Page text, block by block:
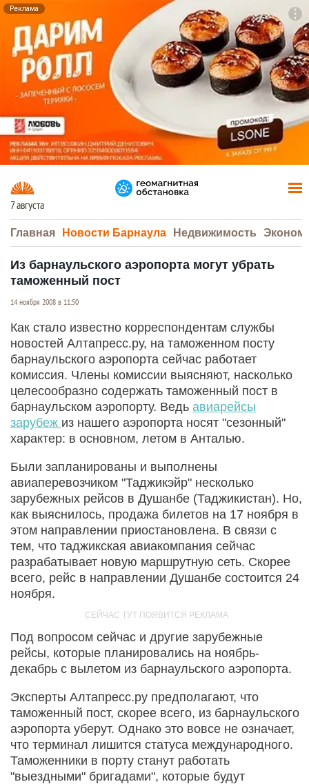
Реклама
7 августа
Главная Новости Барнаула Недвижимость
Из барнаульского аэропорта могут убрать
таможенный пост
14 ноября 2008 в 11:50
Как стало известно корреспондентам службы
новостей Алтапресс.ру, на таможенном посту
барнаульского аэропорта сейчас работает
комиссия. Члены комиссии выясняют, насколько
целесообразно содержать таможенный пост в
барнаульском аэропорту. Ведь авиарейсы
зарубеж из нашего аэропорта носят "сезонный"
характер: в основном, летом в Анталью.
Были запланированы и выполнены
авиаперевозчиком "Таджикэйр" несколько
зарубежных рейсов в Душанбе (Таджикистан). Но,
как выяснилось, продажа билетов на 17 ноября в
этом направлении приостановлена. В связи с
тем, что таджикская авиакомпания сейчас
разрабатывает новую маршрутную сеть. Скорее
всего, рейс в направлении Душанбе состоится 24
ноября.
Под вопросом сейчас и другие зарубежные
рейсы, которые планировались на ноябрь-
декабрь с вылетом из барнаульского аэропорта.
Эксперты Алтапресс.ру предполагают, что
таможенный пост, скорее всего, из барнаульского
аэропорта уберут. Однако это вовсе не означает,
что терминал лишится статуса международного.
Таможенники в порту станут работать
"выездными" бригадами", которые будут